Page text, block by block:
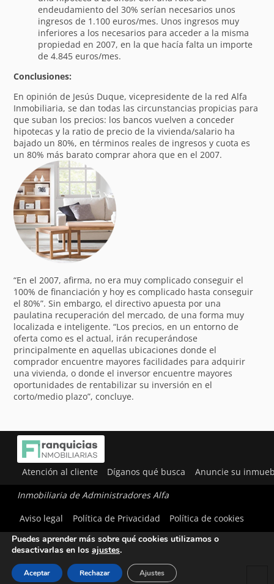
endeudamiento del 30% serían necesarios unos
ingresos de 1.100 euros/mes. Unos ingresos muy
inferiores a los necesarios para acceder a la misma
propiedad en 2007, en la que hacía falta un importe
de 4.845 euros/mes.
Conclusiones:
En opinión de Jesús Duque, vicepresidente de la red Alfa
Inmobiliaria, se dan todas las circunstancias propicias para
que suban los precios: los bancos vuelven a conceder
hipotecas y la ratio de precio de la vivienda/salario ha
bajado un 80%, en términos reales de ingresos y cuota es
un 80% más barato comprar ahora que en el 2007.
“En el 2007, afirma, no era muy complicado conseguir el
100% de financiación y hoy es complicado hasta conseguir
el 80%”. Sin embargo, el directivo apuesta por una
paulatina recuperación del mercado, de una forma muy
localizada e inteligente. “Los precios, en un entorno de
oferta como es el actual, irán recuperándose
principalmente en aquellas ubicaciones donde el
comprador encuentre mayores facilidades para adquirir
una vivienda, o donde el inversor encuentre mayores
oportunidades de rentabilizar su inversión en el
corto/medio plazo”, concluye.
Atención al cliente Díganos qué busca Anuncie su
Inmobiliaria de Administradores Alfa
Aviso legal
Política de Privacidad Política de cookies
Utilizamos cookies para ofrecerte la mejor experiencia en
Puedes aprender más sobre qué cookies utilizamos o
desactivarlas en los ajustes.
Aceptar Rechazar Ajustes